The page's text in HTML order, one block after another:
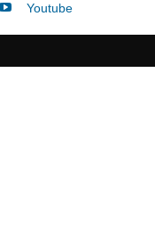
Youtube